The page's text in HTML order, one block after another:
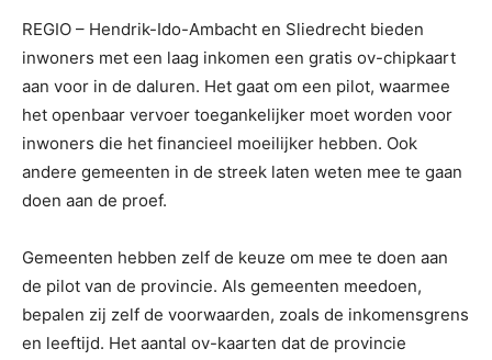
REGIO – Hendrik-Ido-Ambacht en Sliedrecht bieden
inwoners met een laag inkomen een gratis ov-chipkaart
aan voor in de daluren. Het gaat om een pilot, waarmee
het openbaar vervoer toegankelijker moet worden voor
inwoners die het financieel moeilijker hebben. Ook
andere gemeenten in de streek laten weten mee te gaan
doen aan de proef.
Gemeenten hebben zelf de keuze om mee te doen aan
de pilot van de provincie. Als gemeenten meedoen,
bepalen zij zelf de voorwaarden, zoals de inkomensgrens
en leeftijd. Het aantal ov-kaarten dat de provincie